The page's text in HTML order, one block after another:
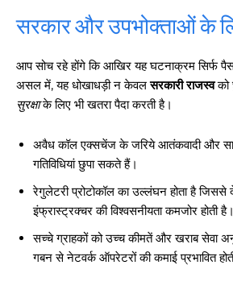
सरकार और उपभोक्ताओं के
आप सोच रहे होंगे कि आखिर यह घटनाक्रम सिर्फ
असल में, यह धोखाधड़ी न केवलसरकारी राजस्वको
सुरक्षाके लिए भी खतरा पैदा करती है।
अवैध कॉल एक्सचेंज के जरिये आतंकवादी और
गतिविधियां छुपा सकते हैं।
रेगुलेटरी प्रोटोकॉल का उल्लंघन होता है
इंफ्रास्ट्रक्चर की विश्वसनीयता कमजोर होती है।
सच्चे ग्राहकों को उच्च कीमतें और खराब सेवा
गबन से नेटवर्क ऑपरेटरों की कमाई प्रभावित